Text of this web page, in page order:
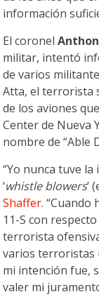
información
El coronel
militar, intentó
de varios
Atta, el terrorista
de los aviones
Center de Nueva
nombre de “Able
“Yo nunca tuve
‘whistle blowers’
Shaffer. “Cuando
11-S con
terrorista
varios terroristas
mi intención fue,
valer mi